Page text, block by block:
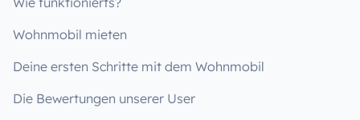
Wohnmobil mieten
Deine ersten Schritte mit dem Wohnmobil
Die Bewertungen unserer User